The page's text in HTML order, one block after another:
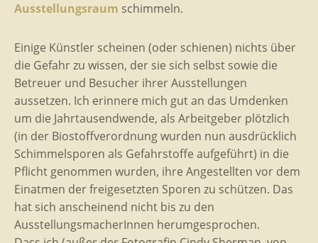
Ausstellungsraum schimmeln.
Einige Künstler scheinen (oder schienen) nichts über
die Gefahr zu wissen, der sie sich selbst sowie die
Betreuer und Besucher ihrer Ausstellungen
aussetzen. Ich erinnere mich gut an das Umdenken
um die Jahrtausendwende, als Arbeitgeber plötzlich
(in der Biostoffverordnung wurden nun ausdrücklich
Schimmelsporen als Gefahrstoffe aufgeführt) in die
Pflicht genommen wurden, ihre Angestellten vor dem
Einatmen der freigesetzten Sporen zu schützen. Das
hat sich anscheinend nicht bis zu den
AusstellungsmacherInnen herumgesprochen.